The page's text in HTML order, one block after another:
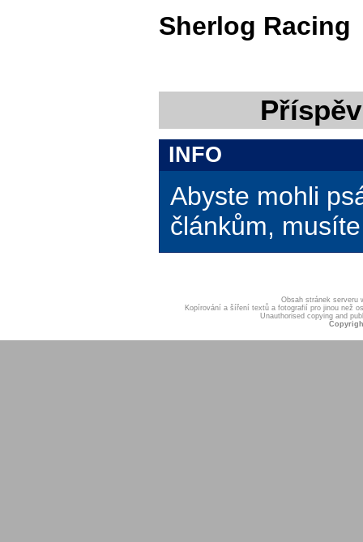
Sherlog Racing
INFO
Abyste mohli
článkům,
Obsah stránek serveru
Kopírování a šíření textů a fotografií pro jinou než
Unauthorised copying and